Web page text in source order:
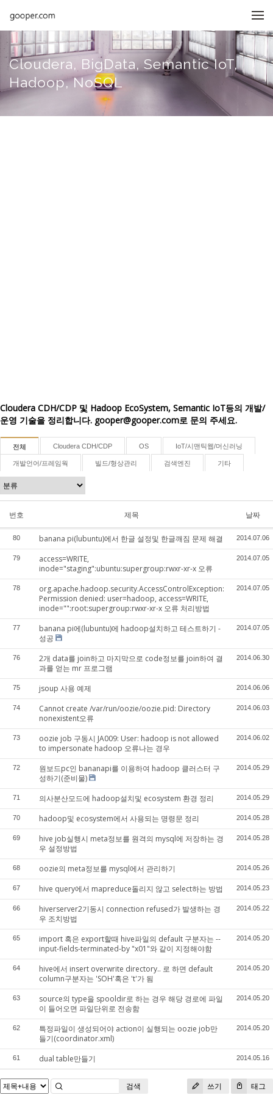
Cloudera, BigData, Semantic IoT,
Hadoop, NoSQL
Cloudera CDH/CDP 및 Hadoop EcoSystem, Semantic IoT등의 개발/
운영 기술을 정리합니다. gooper@gooper.com로 문의 주세요.
전체 Cloudera CDH/CDP OS IoT/시맨틱웹/머신러닝
개발언어/프레임웍 빌드/형상관리 검색엔진 기타
번호 제목 날짜
80 banana pi(lubuntu)에서 한글 설정및 한글깨짐 문제 해결 2014.07.06
79
access=WRITE,
inode="staging":ubuntu:supergroup:rwxr-xr-x 오류
2014.07.05
78
org.apache.hadoop.security.AccessControlException:
Permission denied: user=hadoop, access=WRITE,
inode="":root:supergroup:rwxr-xr-x 오류 처리방법
2014.07.05
77
banana pi에(lubuntu)에 hadoop설치하고 테스트하기 -
성공
2014.07.05
76
2개 data를 join하고 마지막으로 code정보를 join하여 결
과를 얻는 mr 프로그램
2014.06.30
75 jsoup 사용 예제 2014.06.06
74
Cannot create /var/run/oozie/oozie.pid: Directory
nonexistent오류
2014.06.03
73
oozie job 구동시 JA009: User: hadoop is not allowed
to impersonate hadoop 오류나는 경우
2014.06.02
72
원보드pc인 bananapi를 이용하여 hadoop 클러스터 구
성하기(준비물)
2014.05.29
71 의사분산모드에 hadoop설치및 ecosystem 환경 정리 2014.05.29
70 hadoop및 ecosystem에서 사용되는 명령문 정리 2014.05.28
69
hive job실행시 meta정보를 원격의 mysql에 저장하는 경
우 설정방법
2014.05.28
68 oozie의 meta정보를 mysql에서 관리하기 2014.05.26
67 hive query에서 mapreduce돌리지 않고 select하는 방법 2014.05.23
66
hiverserver2기동시 connection refused가 발생하는 경
우 조치방법
2014.05.22
65
import 혹은 export할때 hive파일의 default 구분자는 --
input-fields-terminated-by "x01"와 같이 지정해야함
2014.05.20
64
hive에서 insert overwrite directory.. 로 하면 default
column구분자는 'SOH'혹은 't'가 됨
2014.05.20
63
source의 type을 spooldir로 하는 경우 해당 경로에 파일
이 들어오면 파일단위로 전송함
2014.05.20
62
특정파일이 생성되어야 action이 실행되는 oozie job만
들기(coordinator.xml)
2014.05.20
61 dual table만들기 2014.05.16
쓰기 태그
검색